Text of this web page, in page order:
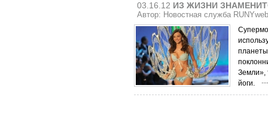
03.16.12 ИЗ ЖИЗНИ
Автор: Новостная служба RUNYweb
Земли»,
йоги.